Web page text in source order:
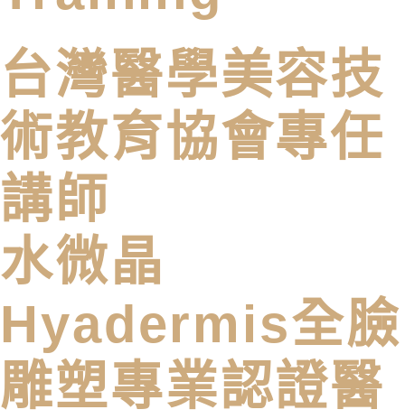
台灣醫學美容技
術教育協會專任
講師
水微晶
Hyadermis全臉
雕塑專業認證醫